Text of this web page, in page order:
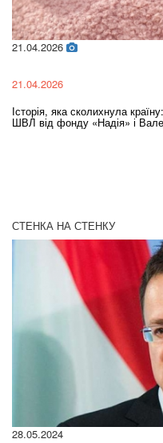
21.04.2026
21.04.2026
Історія, яка сколихнула
ШВЛ від фонду «Надія» і
СТЕНКА НА СТЕНКУ
28.05.2024